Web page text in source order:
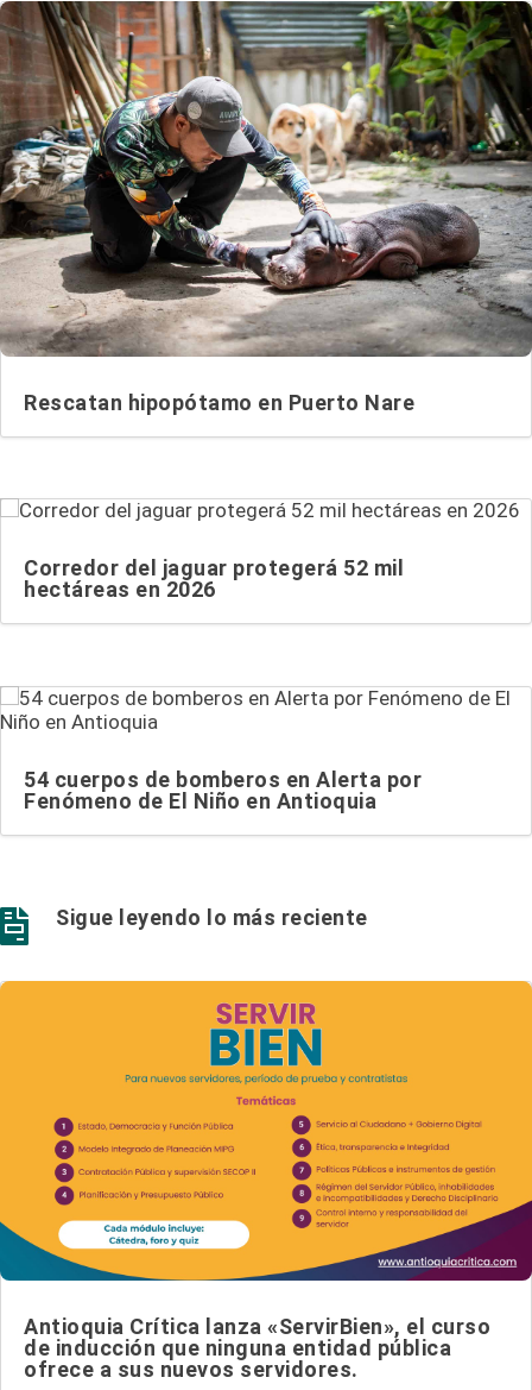
Rescatan hipopótamo en Puerto Nare
Corredor del jaguar protegerá 52 mil
hectáreas en 2026
54 cuerpos de bomberos en Alerta por
Fenómeno de El Niño en Antioquia
 Sigue leyendo lo más reciente
Antioquia Crítica lanza «ServirBien», el curso
de inducción que ninguna entidad pública
ofrece a sus nuevos servidores.